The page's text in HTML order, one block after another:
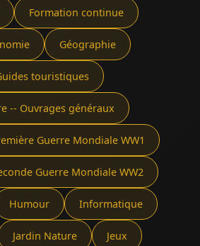
Formation continue
Géographie
touristiques
-- Ouvrages généraux
Guerre Mondiale WW1
Guerre Mondiale WW2
Humour Informatique
Jardin Nature Jeux